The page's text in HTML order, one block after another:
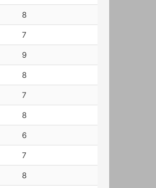
8
7
9
8
7
8
6
7
8